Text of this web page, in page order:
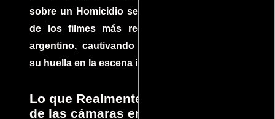
sobre un Homicidio se ha convertido en uno
de los filmes más recomendados del cine
argentino, cautivando audiencias y dejando
su huella en la escena internacional.
Lo que Realmente Sucedió detrás
de las cámaras en Jurassic Park